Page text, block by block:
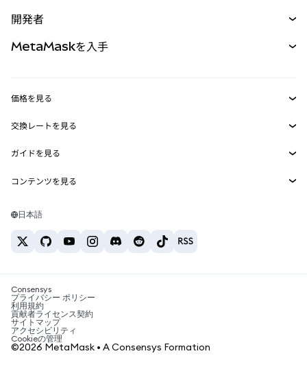
パーペチュアル
RWA
開発者
MetaMask Connect
Snaps
Web3サービス
MetaMaskを入手
セキュリティ
サポート
キャリア
お問い合わせ
価格を見る
イーサリアムの価格
Solanaの価格
Tetherの価格
交換レートを見る
ETH→USD
USDT→INR
BTC→INR
ETH→USDT
ガイドを見る
ETHの購入
USDTの購入
SHIBの購入
BNBの購入
コンテンツを見る
Solanaウォレット
税制関連ニュース
暗号資産の購入方法は？
ビットコインを売るには？
日本語
Consensys
プライバシー ポリシー
利用規約
貢献者ライセンス契約
サイトマップ
アクセシビリティ
Cookieの管理
©2026 MetaMask • A Consensys Formation